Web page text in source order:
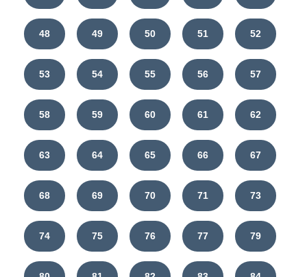
48 49 50 51 52
53 54 55 56 57
58 59 60 61 62
63 64 65 66 67
68 69 70 71 73
74 75 76 77 79